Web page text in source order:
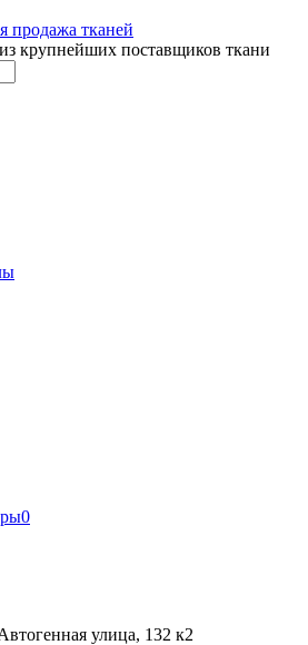
крупнейших поставщиков ткани
0
улица, 132 к2